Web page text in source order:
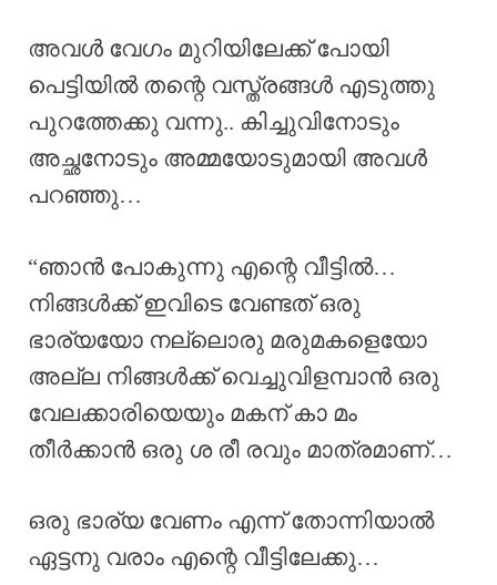
അവൾ വേഗം മുറിയിലേക്ക് പോയി
പെട്ടിയിൽ തന്റെ വസ്ത്രങ്ങൾ എടുത്തു
പുറത്തേക്കു വന്നു.. കിച്ചുവിനോടും
അച്ഛനോടും അമ്മയോടുമായി അവൾ
പറഞ്ഞു…
“ഞാൻ പോകുന്നു എന്റെ വീട്ടിൽ…
നിങ്ങൾക്ക് ഇവിടെ വേണ്ടത് ഒരു
ഭാര്യയോ നല്ലൊരു മരുമകളെയോ
അല്ല നിങ്ങൾക്ക് വെച്ചുവിളമ്പാൻ ഒരു
വേലക്കാരിയെയും മകന് കാ മം
തീർക്കാൻ ഒരു ശ രീ രവും മാത്രമാണ്…
ഒരു ഭാര്യ വേണം എന്ന് തോന്നിയാൽ
ഏട്ടനു വരാം എന്റെ വീട്ടിലേക്കു…